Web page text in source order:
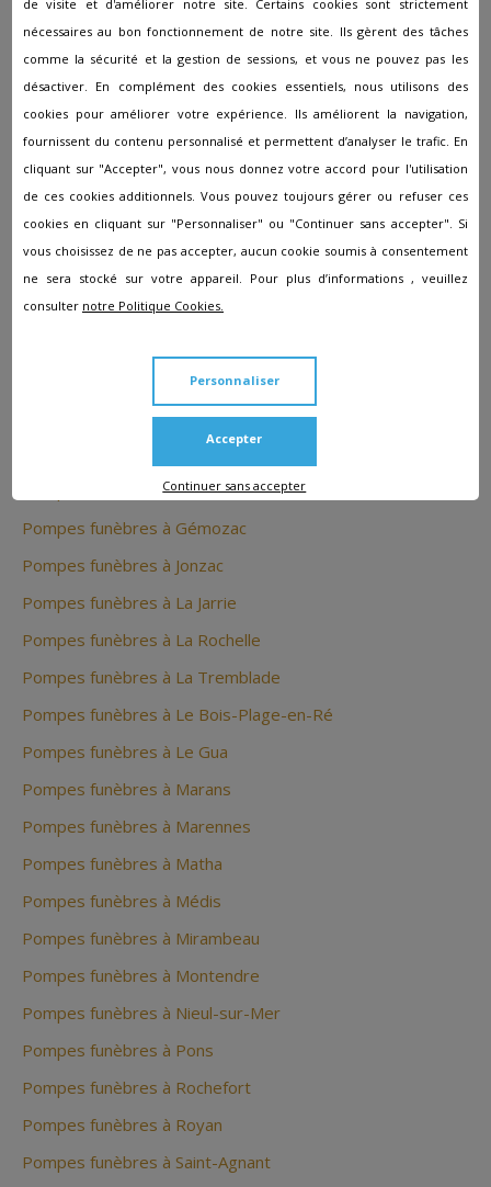
Pompes funèbres à Blanzac-Les-Matha
Pompes funèbres à Boisredon
Pompes funèbres à Bourcefranc-le-Chapus
Pompes funèbres à Chamouillac
Pompes funèbres à Chaniers
Pompes funèbres à Châtelaillon-Plage
Pompes funèbres à Chevanceaux
Pompes funèbres à Courçon
Pompes funèbres à Cozes
Pompes funèbres à Dolus-d'Oléron
Pompes funèbres à Dompierre-sur-Mer
Pompes funèbres à Fouras
Pompes funèbres à Gémozac
Pompes funèbres à Jonzac
Pompes funèbres à La Jarrie
Pompes funèbres à La Rochelle
Pompes funèbres à La Tremblade
Pompes funèbres à Le Bois-Plage-en-Ré
Pompes funèbres à Le Gua
Pompes funèbres à Marans
Pompes funèbres à Marennes
Pompes funèbres à Matha
Pompes funèbres à Médis
Pompes funèbres à Mirambeau
Pompes funèbres à Montendre
Pompes funèbres à Nieul-sur-Mer
Pompes funèbres à Pons
Pompes funèbres à Rochefort
Pompes funèbres à Royan
Pompes funèbres à Saint-Agnant
de visite et d'améliorer notre site. Certains cookies sont strictement
nécessaires au bon fonctionnement de notre site. Ils gèrent des tâches
comme la sécurité et la gestion de sessions, et vous ne pouvez pas les
désactiver. En complément des cookies essentiels, nous utilisons des
cookies pour améliorer votre expérience. Ils améliorent la navigation,
fournissent du contenu personnalisé et permettent d’analyser le trafic. En
cliquant sur "Accepter", vous nous donnez votre accord pour l'utilisation
de ces cookies additionnels. Vous pouvez toujours gérer ou refuser ces
cookies en cliquant sur "Personnaliser" ou "Continuer sans accepter". Si
vous choisissez de ne pas accepter, aucun cookie soumis à consentement
ne sera stocké sur votre appareil. Pour plus d’informations , veuillez
consulter notre Politique Cookies.
Continuer sans accepter
Personnaliser
Accepter